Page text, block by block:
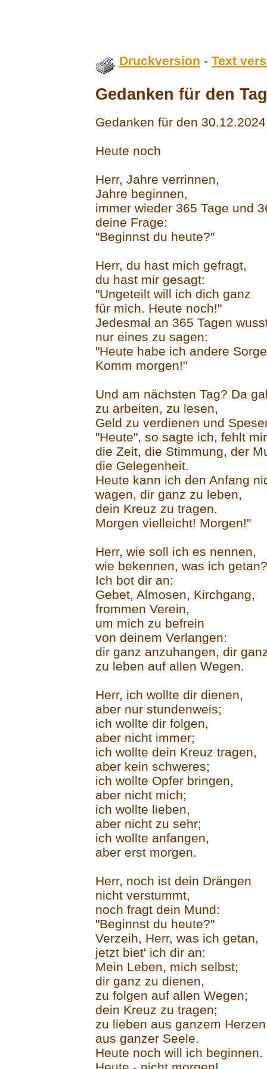
Druckversion - Text
Gedanken für den Tag
Gedanken für den 30.12.2024
Heute noch
Herr, Jahre verrinnen,
Jahre beginnen,
immer wieder 365 Tage und
deine Frage:
"Beginnst du heute?"
Herr, du hast mich gefragt,
du hast mir gesagt:
"Ungeteilt will ich dich ganz
für mich. Heute noch!"
Jedesmal an 365 Tagen
nur eines zu sagen:
"Heute habe ich andere
Komm morgen!"
Und am nächsten Tag? Da
zu arbeiten, zu lesen,
Geld zu verdienen und
"Heute", so sagte ich, fehlt mir
die Zeit, die Stimmung, der
die Gelegenheit.
Heute kann ich den Anfang
wagen, dir ganz zu leben,
dein Kreuz zu tragen.
Morgen vielleicht! Morgen!"
Herr, wie soll ich es nennen,
wie bekennen, was ich
Ich bot dir an:
Gebet, Almosen, Kirchgang,
frommen Verein,
um mich zu befrein
von deinem Verlangen:
dir ganz anzuhangen, dir
zu leben auf allen Wegen.
Herr, ich wollte dir dienen,
aber nur stundenweis;
ich wollte dir folgen,
aber nicht immer;
ich wollte dein Kreuz tragen,
aber kein schweres;
ich wollte Opfer bringen,
aber nicht mich;
ich wollte lieben,
aber nicht zu sehr;
ich wollte anfangen,
aber erst morgen.
Herr, noch ist dein Drängen
nicht verstummt,
noch fragt dein Mund:
"Beginnst du heute?"
Verzeih, Herr, was ich getan,
jetzt biet' ich dir an:
Mein Leben, mich selbst;
dir ganz zu dienen,
zu folgen auf allen Wegen;
dein Kreuz zu tragen;
zu lieben aus ganzem
aus ganzer Seele.
Heute noch will ich beginnen.